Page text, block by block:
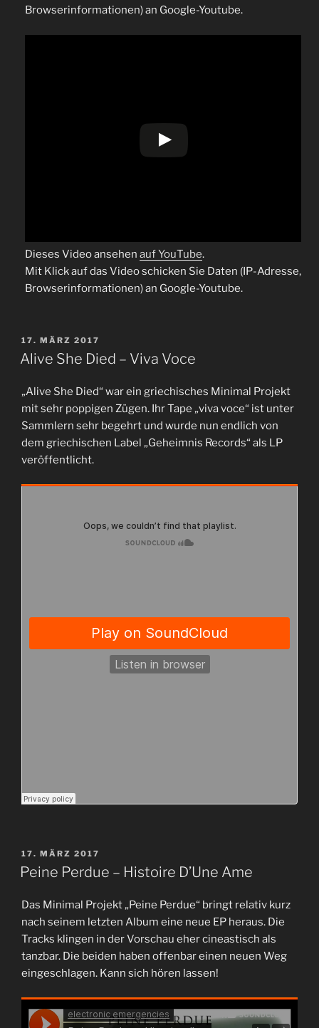
Browserinformationen) an Google-Youtube.
Dieses Video ansehen auf YouTube.
Mit Klick auf das Video schicken Sie Daten (IP-Adresse,
Browserinformationen) an Google-Youtube.
VERÖFFENTLICHT
AM
17. MÄRZ 2017
Alive She Died – Viva Voce
„Alive She Died“ war ein griechisches Minimal Projekt
mit sehr poppigen Zügen. Ihr Tape „viva voce“ ist unter
Sammlern sehr begehrt und wurde nun endlich von
dem griechischen Label „Geheimnis Records“ als LP
veröffentlicht.
VERÖFFENTLICHT
AM
17. MÄRZ 2017
Peine Perdue – Histoire D’Une Ame
Das Minimal Projekt „Peine Perdue“ bringt relativ kurz
nach seinem letzten Album eine neue EP heraus. Die
Tracks klingen in der Vorschau eher cineastisch als
tanzbar. Die beiden haben offenbar einen neuen Weg
eingeschlagen. Kann sich hören lassen!